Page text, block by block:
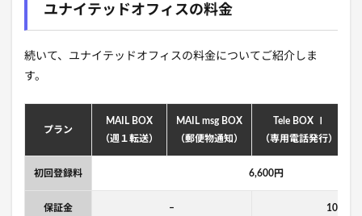
ユナイテッドオフィスの料金
続いて、ユナイテッドオフィスの料金についてご紹介しま
す。
プラン
MAIL BOX
（週１転送）
MAIL msg BOX
（郵便物通知）
Tele BOX Ⅰ
（専用電話発行）
初回登録料 6,600円
保証金 – 10,000